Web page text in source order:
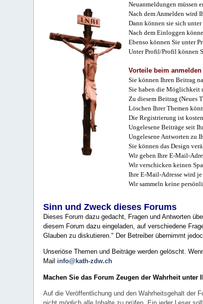
Neuanmeldungen müssen
Nach dem Anmelden wird
Dann können sie sich
Nach dem Einloggen
Ebenso können Sie unter
Unter Profil/Profil können
Vorteile beim anmelden
Sie können Ihren Beitrag
Sie haben die Möglichkeit
Zu diesem Beitrag (Neues
Löschen Ihrer Themen
Die Registrierung ist
Ungelesene Beiträge seit
Ungelesene Antworten zu
Sie können das Design
Wir geben Ihre E-Mail-
Wir verschicken keinen
Ihre E-Mail-Adresse wird
Wir sammeln keine
Sinn und Zweck dieses Forums
Dieses Forum dazu gedacht, Fragen und Antworten
diesem Forum dazu eingeladen, auf verschiedene
Glauben zu diskutieren." Der Betreiber übernimmt
Unseriöse Themen und Beiträge werden gelöscht.
Mail info@kath-zdw.ch
Machen Sie das Forum Zeugen der Wahrheit unter
Auf die Veröffentlichung und den Wahrheitsgehalt der